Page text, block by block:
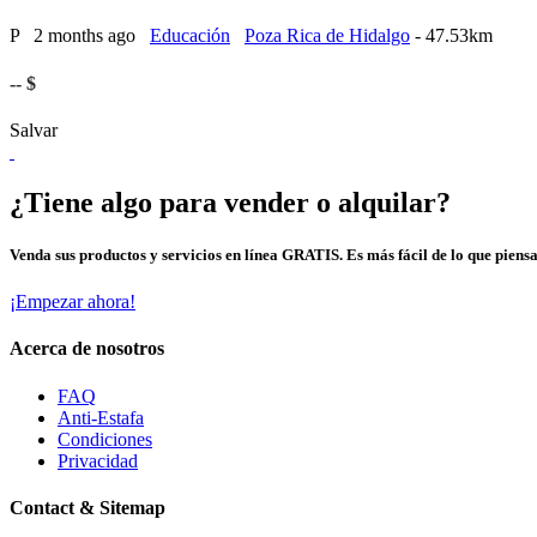
P 2 months ago Educación Poza Rica de Hidalgo - 47.53km
-- $
Salvar
¿Tiene algo para vender o alquilar?
Venda sus productos y servicios en línea GRATIS. Es más fácil de lo que
¡Empezar ahora!
Acerca de nosotros
FAQ
Anti-Estafa
Condiciones
Privacidad
Contact & Sitemap